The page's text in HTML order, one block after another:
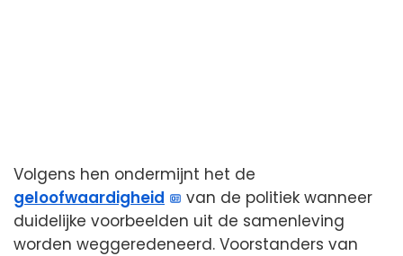
Volgens hen ondermijnt het de
geloofwaardigheid
van de politiek wanneer
duidelijke voorbeelden uit de samenleving
worden weggeredeneerd. Voorstanders van